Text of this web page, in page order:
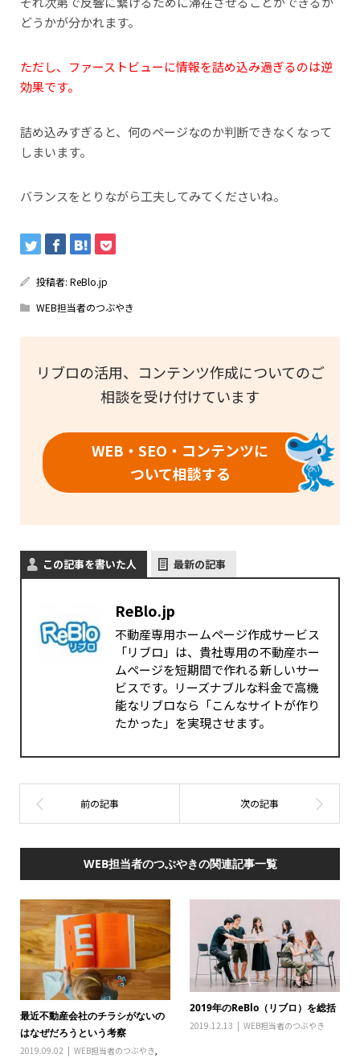
どうかが分かれます。
ただし、ファーストビューに情報を詰め込み過ぎるのは逆
効果です。
詰め込みすぎると、何のページなのか判断できなくなって
しまいます。
バランスをとりながら工夫してみてくださいね。
投稿者: ReBlo.jp
WEB担当者のつぶやき
リブロの活用、コンテンツ作成についてのご
相談を受け付けています
WEB・SEO・コンテンツに
ついて相談する
この記事を書いた人 最新の記事
ReBlo.jp
不動産専用ホームページ作成サービス
「リブロ」は、貴社専用の不動産ホー
ムページを短期間で作れる新しいサー
ビスです。リーズナブルな料金で高機
能なリブロなら「こんなサイトが作り
たかった」を実現させます。
WEB担当者のつぶやきの関連記事一覧
最近不動産会社のチラシがないの
はなぜだろうという考察
2019.09.02 WEB担当者のつぶやき
2019年のReBlo（リブロ）を総括
2019.12.13 WEB担当者のつぶやき